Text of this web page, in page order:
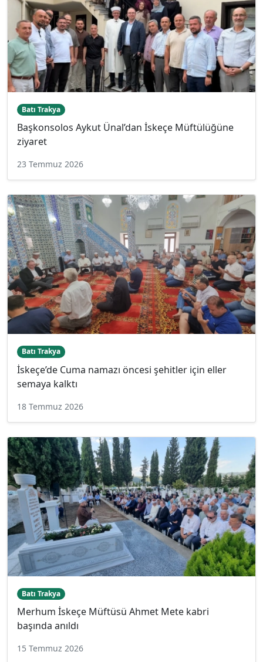
Batı Trakya
Başkonsolos Aykut Ünal’dan İskeçe Müftülüğüne
ziyaret
23 Temmuz 2026
Batı Trakya
İskeçe’de Cuma namazı öncesi şehitler için eller
semaya kalktı
18 Temmuz 2026
Batı Trakya
Merhum İskeçe Müftüsü Ahmet Mete kabri
başında anıldı
15 Temmuz 2026